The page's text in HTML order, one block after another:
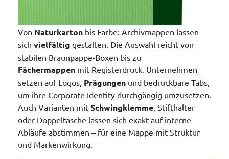
Von Naturkarton bis Farbe: Archivmappen lassen
sich vielfältig gestalten. Die Auswahl reicht von
stabilen Braunpappe-Boxen bis zu
Fächermappen mit Registerdruck. Unternehmen
setzen auf Logos, Prägungen und bedruckbare Tabs,
um ihre Corporate Identity durchgängig umzusetzen.
Auch Varianten mit Schwingklemme, Stifthalter
oder Doppeltasche lassen sich exakt auf interne
Abläufe abstimmen – für eine Mappe mit Struktur
und Markenwirkung.